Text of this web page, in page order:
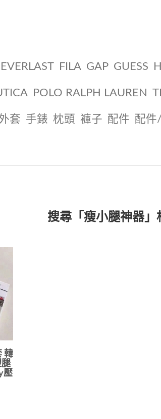
EVERLAST FILA GAP GUESS
POLO RALPH LAUREN
套 手錶 枕頭 褲子 配件 配件
搜尋「瘦小腿神器」
韓
腿
壓